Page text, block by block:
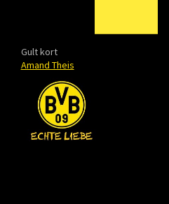
Gult kort
Amand Theis